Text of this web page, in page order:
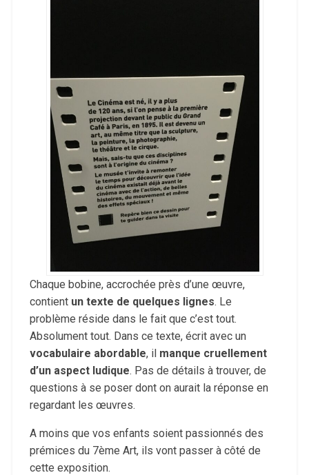
Chaque bobine, accrochée près d’une œuvre,
contient un texte de quelques lignes. Le
problème réside dans le fait que c’est tout.
Absolument tout. Dans ce texte, écrit avec un
vocabulaire abordable, il manque cruellement
d’un aspect ludique. Pas de détails à trouver, de
questions à se poser dont on aurait la réponse en
regardant les œuvres.
A moins que vos enfants soient passionnés des
prémices du 7ème Art, ils vont passer à côté de
cette exposition.